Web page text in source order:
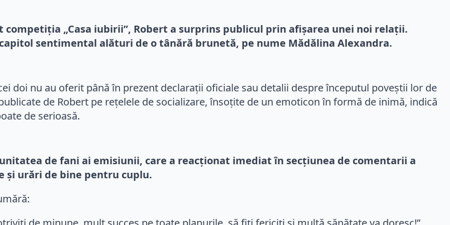
competiția „Casa iubirii”, Robert a surprins publicul prin afișarea unei noi relații.
sentimental alături de o tânără brunetă, pe nume Mădălina Alexandra.
doi nu au oferit până în prezent declarații oficiale sau detalii despre începutul poveștii lor de
de Robert pe rețelele de socializare, însoțite de un emoticon în formă de inimă, indică
de serioasă.
de fani ai emisiunii, care a reacționat imediat în secțiunea de comentarii a
și urări de bine pentru cuplu.